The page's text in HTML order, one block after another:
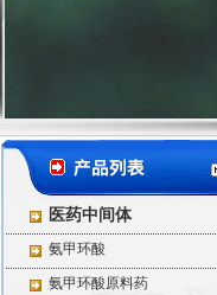
医药中间体
氨甲环酸
氨甲环酸原料药